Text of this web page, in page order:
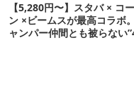
【5,280円〜】スタバ × コ
ン ×ビームスが最高コラボ
ャンパー仲間とも被らない